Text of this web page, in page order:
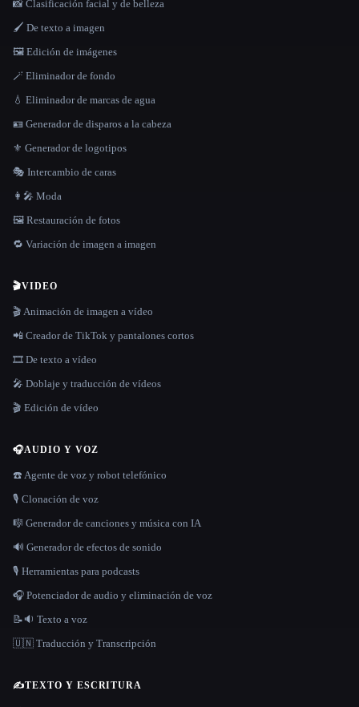
📸 Clasificación facial y de belleza
🖌️ De texto a imagen
🖼️ Edición de imágenes
🪄 Eliminador de fondo
💧 Eliminador de marcas de agua
🪪 Generador de disparos a la cabeza
⚜️ Generador de logotipos
🎭 Intercambio de caras
👩‍🎤 Moda
🖼️ Restauración de fotos
🔁 Variación de imagen a imagen
🎬VIDEO
🎬 Animación de imagen a vídeo
📲 Creador de TikTok y pantalones cortos
🎞️ De texto a vídeo
🎤 Doblaje y traducción de vídeos
🎬 Edición de vídeo
🎧AUDIO Y VOZ
☎️ Agente de voz y robot telefónico
🎙️ Clonación de voz
🎼 Generador de canciones y música con IA
🔊 Generador de efectos de sonido
🎙️ Herramientas para podcasts
🎧 Potenciador de audio y eliminación de voz
📝🔉 Texto a voz
🇺🇳 Traducción y Transcripción
✍️TEXTO Y ESCRITURA